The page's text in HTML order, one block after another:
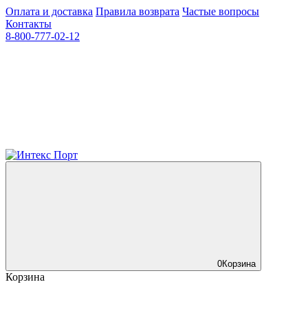
Оплата и доставка Правила возврата Частые вопросы
Контакты
8-800-777-02-12
0Корзина
Корзина